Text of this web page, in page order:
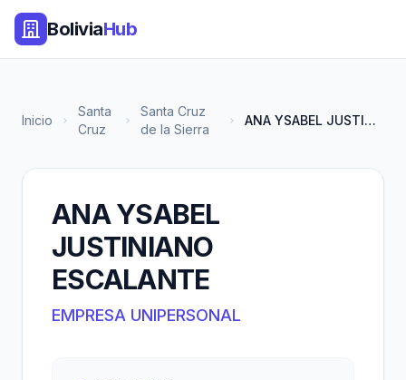
BoliviaHub
Inicio
Santa
Cruz
Santa Cruz
de la Sierra
ANA YSABEL JUSTINIANO ESCALANT...
ANA YSABEL
JUSTINIANO
ESCALANTE
EMPRESA UNIPERSONAL